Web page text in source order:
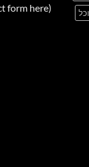
(insert contact form here)